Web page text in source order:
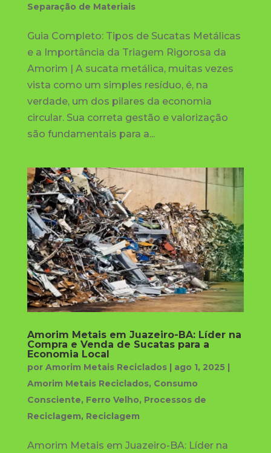
Separação de Materiais
Guia Completo: Tipos de Sucatas Metálicas
e a Importância da Triagem Rigorosa da
Amorim | A sucata metálica, muitas vezes
vista como um simples resíduo, é, na
verdade, um dos pilares da economia
circular. Sua correta gestão e valorização
são fundamentais para a...
Amorim Metais em Juazeiro-BA: Líder na
Compra e Venda de Sucatas para a
Economia Local
por Amorim Metais Reciclados| ago 1, 2025 |
Amorim Metais Reciclados, Consumo
Consciente, Ferro Velho, Processos de
Reciclagem, Reciclagem
Amorim Metais em Juazeiro-BA: Líder na